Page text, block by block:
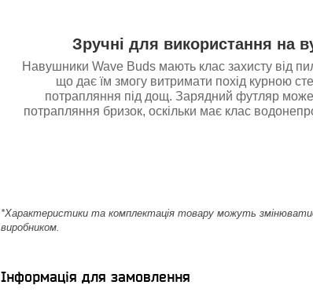
Зручні для використання на
Навушники Wave Buds мають клас захисту від
що дає їм змогу витримати похід курною
потрапляння під дощ. Зарядний футляр
потрапляння бризок, оскільки має клас
*Характеристики та комплектація товару можуть
виробником.
Інформація для замовлення